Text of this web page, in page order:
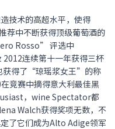
技术的高超水平，使得
荐中不断获得顶级葡萄酒的
Rosso” 评选中
连续第十一年获得三杯
得了“琼瑶浆女王”的称
竞赛中摘得意大利最佳黑
，wine Spectator都
Walch获得奖项无数，不
了它们成为Alto Adige领军